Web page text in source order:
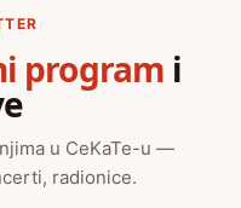
program i
u CeKaTe-u —
radionice.